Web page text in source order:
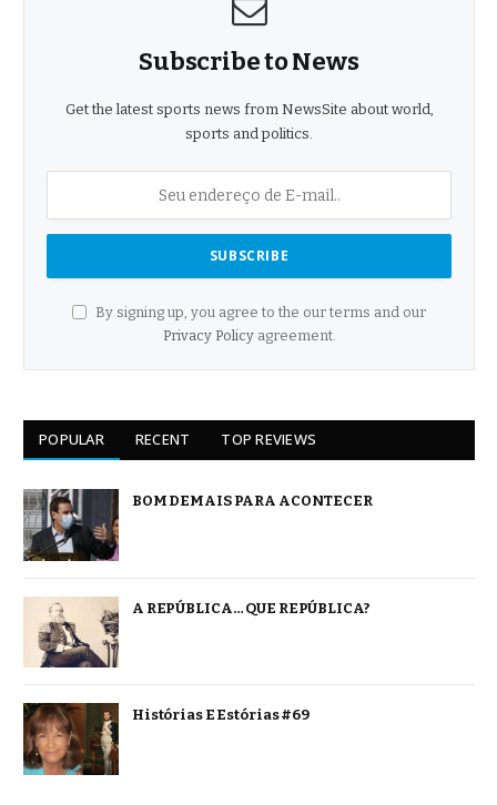
Subscribe to News
Get the latest sports news from NewsSite about world,
sports and politics.
By signing up, you agree to the our terms and our
Privacy Policyagreement.
POPULAR RECENT TOP REVIEWS
BOM DEMAIS PARA ACONTECER
A REPÚBLICA… QUE REPÚBLICA?
Histórias E Estórias #69